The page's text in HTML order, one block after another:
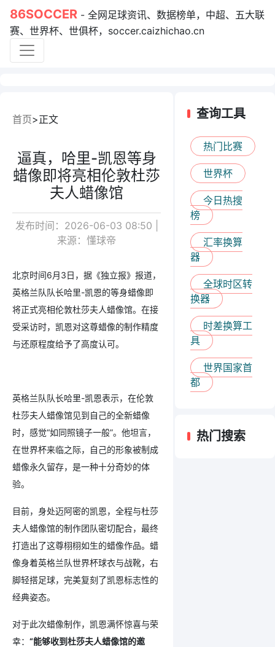
86SOCCER - 全网足球资讯、数据榜单，中超、五大联
赛、世界杯、世俱杯，soccer.caizhichao.cn
首页 正文
逼真，哈里-凯恩等身
蜡像即将亮相伦敦杜莎
夫人蜡像馆
发布时间：2026-06-03 08:50 |
来源：懂球帝
北京时间6月3日，据《独立报》报道，
英格兰队队长哈里-凯恩的等身蜡像即
将正式亮相伦敦杜莎夫人蜡像馆。在接
受采访时，凯恩对这尊蜡像的制作精度
与还原程度给予了高度认可。
英格兰队队长哈里-凯恩表示，在伦敦
杜莎夫人蜡像馆见到自己的全新蜡像
时，感觉“如同照镜子一般”。他坦言，
在世界杯来临之际，自己的形象被制成
蜡像永久留存，是一种十分奇妙的体
验。
目前，身处迈阿密的凯恩，全程与杜莎
夫人蜡像馆的制作团队密切配合，最终
打造出了这尊栩栩如生的蜡像作品。蜡
像身着英格兰队世界杯球衣与战靴，右
脚轻搭足球，完美复刻了凯恩标志性的
经典姿态。
对于此次蜡像制作，凯恩满怀惊喜与荣
幸： “能够收到杜莎夫人蜡像馆的邀
查询工具
热门比赛
世界杯
今日热搜
榜
汇率换算
器
全球时区转
换器
时差换算工
具
世界国家首
都
热门搜索